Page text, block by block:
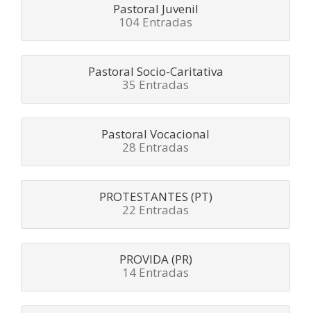
Pastoral Juvenil
104 Entradas
Pastoral Socio-Caritativa
35 Entradas
Pastoral Vocacional
28 Entradas
PROTESTANTES (PT)
22 Entradas
PROVIDA (PR)
14 Entradas